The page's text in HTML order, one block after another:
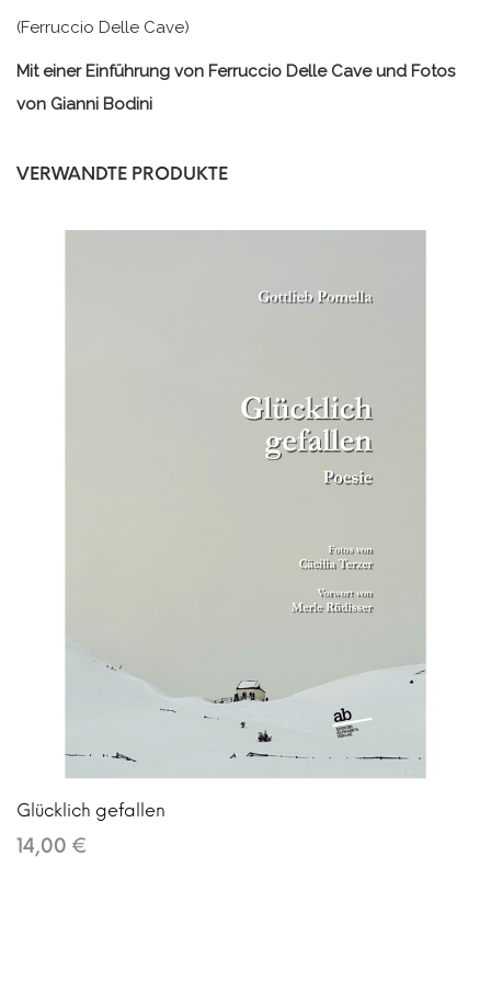
(Ferruccio Delle Cave)
Mit einer Einführung von Ferruccio Delle Cave und Fotos
von Gianni Bodini
VERWANDTE PRODUKTE
Glücklich gefallen
14,00 €